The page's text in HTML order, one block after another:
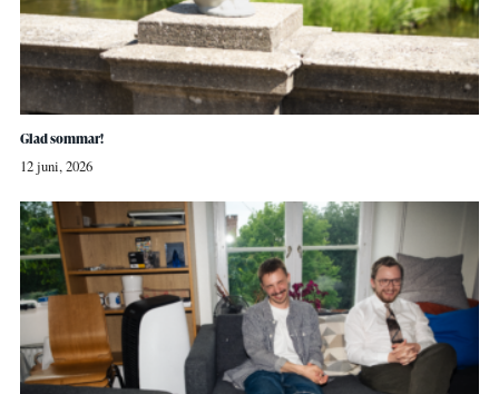
Glad sommar!
12 juni, 2026